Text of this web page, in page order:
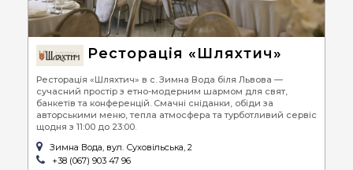
Ресторація «Шляхтич»
Ресторація «Шляхтич» в с. Зимна Вода біля Львова —
сучасний простір з етно-модерним шармом для свят,
банкетів та конференцій. Смачні сніданки, обіди за
авторськими меню, тепла атмосфера та турботливий сервіс
щодня з 11:00 до 23:00.
Зимна Вода, вул. Суховільська, 2
+38 (067) 903 47 96